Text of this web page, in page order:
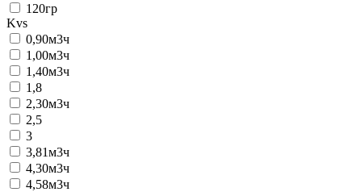
120гр
Kvs
0,90м3ч
1,00м3ч
1,40м3ч
1,8
2,30м3ч
2,5
3
3,81м3ч
4,30м3ч
4,58м3ч